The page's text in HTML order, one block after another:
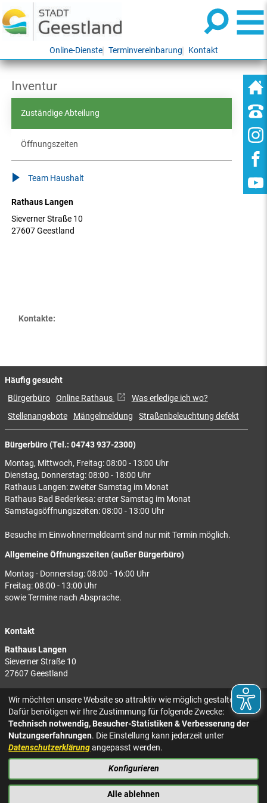
Online-Dienste Terminvereinbarung Kontakt
Inventur
Zuständige Abteilung
Öffnungszeiten
Team Haushalt
Rathaus Langen
Sieverner Straße 10
27607 Geestland
Kontakte:
Bürgerbüro (Tel.: 04743 937-2300)
Montag, Mittwoch, Freitag: 08:00 - 13:00 Uhr
Dienstag, Donnerstag: 08:00 - 18:00 Uhr
Rathaus Langen: zweiter Samstag im Monat
Rathaus Bad Bederkesa: erster Samstag im Monat
Samstagsöffnungszeiten: 08:00 - 13:00 Uhr
Besuche im Einwohnermeldeamt sind nur mit Termin möglich.
Allgemeine Öffnungszeiten (außer Bürgerbüro)
Montag - Donnerstag: 08:00 - 16:00 Uhr
Freitag: 08:00 - 13:00 Uhr
sowie Termine nach Absprache.
Kontakt
Rathaus Langen
Sieverner Straße 10
27607 Geestland
Rathaus Bad Bederkesa
Am Markt 8
27624 Geestland
Tel.: 04743 937-2300
Häufig gesucht
Bürgerbüro Online Rathaus
Was erledige ich wo?
Stellenangebote
Mängelmeldung Straßenbeleuchtung defekt
KONTAKT
IMPRESSUM
NACH OBEN
Wir möchten unsere Website so attraktiv wie möglich gestalten.
Dafür benötigen wir Ihre Zustimmung für folgende Zwecke:
Technisch notwendig, Besucher-Statistiken & Verbesserung der
Nutzungserfahrungen. Die Einstellung kann jederzeit unter
Datenschutzerklärungangepasst werden.
Konfigurieren
Alle ablehnen